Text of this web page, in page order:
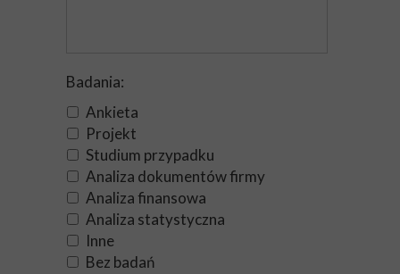
Badania:
Ankieta
Projekt
Studium przypadku
Analiza dokumentów firmy
Analiza finansowa
Analiza statystyczna
Inne
Bez badań